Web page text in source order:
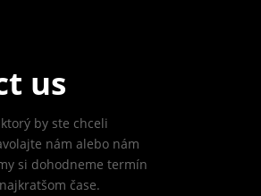
us
by ste chceli
nám alebo nám
si dohodneme termín
čase.